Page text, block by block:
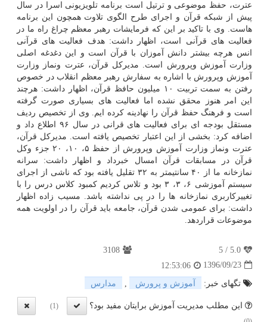
عترت، حفظ موضوعی و ترتیل است برنامه تلویزیونی اسرا در سال
پیش از شبكه قرآن و اجرای طرح الگوی تلاوت همچون این برنامه
هاست. وی با تاكید بر این كه فرمایشات رهبر معظم چراغ راه ما در
فعالیت های قرآنی است، اظهار داشت: هدف فعالیت های قرآنی
انس هرچه بیشتر دانش آموزان با قرآن است و این دغدغه اصلی
وزارت آموزش وپرورش است. مدیركل قرآن، عترت ونماز وزارت
آموزش وپرورش با اشاره به سفارش رهبر معظم انقلاب در خصوص
رفتن به سمت تربیت ۱۰ میلیون حافظ قرآن، اظهار داشت: هرچند
این امر هنوز محقق نشده اما فعالیت های بسیاری صورت گرفته
است و فرهنگ حفظ قرآن را نهادینه كرده ایم. وی از تخصیص ردیف
مستقل بودجه ای برای فعالیت های قرانی در سال ۹۶ اطلاع داد و
اضافه كرد: بخشی از این اعتبار تخصیص یافته است. مدیركل قرآن،
عترت ونماز وزارت آموزش وپرورش از حفظ ۵، ۱۰، ۲۰ جزء وكل
قرآن در مسابقات قرآن امسال خبرداد و اظهار داشت: سرانه
نمازخانه ما از ۴۰ سانتیمتر به ۳۲ تقلیل یافته بود كه ناشی از اجرای
سیستم آموزشی ۶، ۳، ۳ بود و تلاس كردیم كمبود كلاس درس را با
تغییركاربری نمازخانه ها را در پی نداشته باشد. مسیب زاده اظهار
داشت: برای عمومی شدن قرآن، جامعه باید قرآن را در اولویت همه
موضوعات قراردهد.
5.0
/
5
3108
1396/09/23
12:53:06
تگهای خبر:
آموزش و پرورش , مدارس
این مطلب مدیریت آموزش برایتان مفید بود؟
(1)